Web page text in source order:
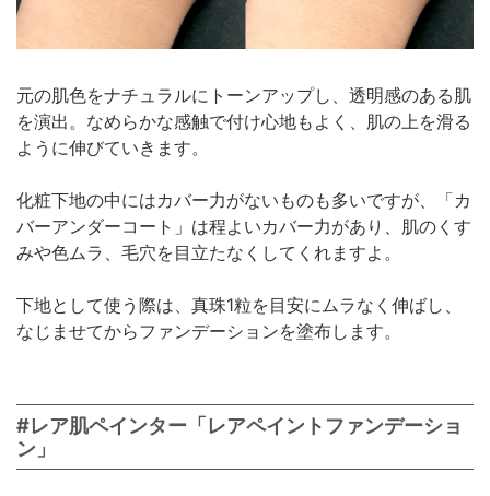
元の肌色をナチュラルにトーンアップし、透明感のある肌
を演出。なめらかな感触で付け心地もよく、肌の上を滑る
ように伸びていきます。
化粧下地の中にはカバー力がないものも多いですが、「カ
バーアンダーコート」は程よいカバー力があり、肌のくす
みや色ムラ、毛穴を目立たなくしてくれますよ。
下地として使う際は、真珠1粒を目安にムラなく伸ばし、
なじませてからファンデーションを塗布します。
#レア肌ペインター「レアペイントファンデーショ
ン」